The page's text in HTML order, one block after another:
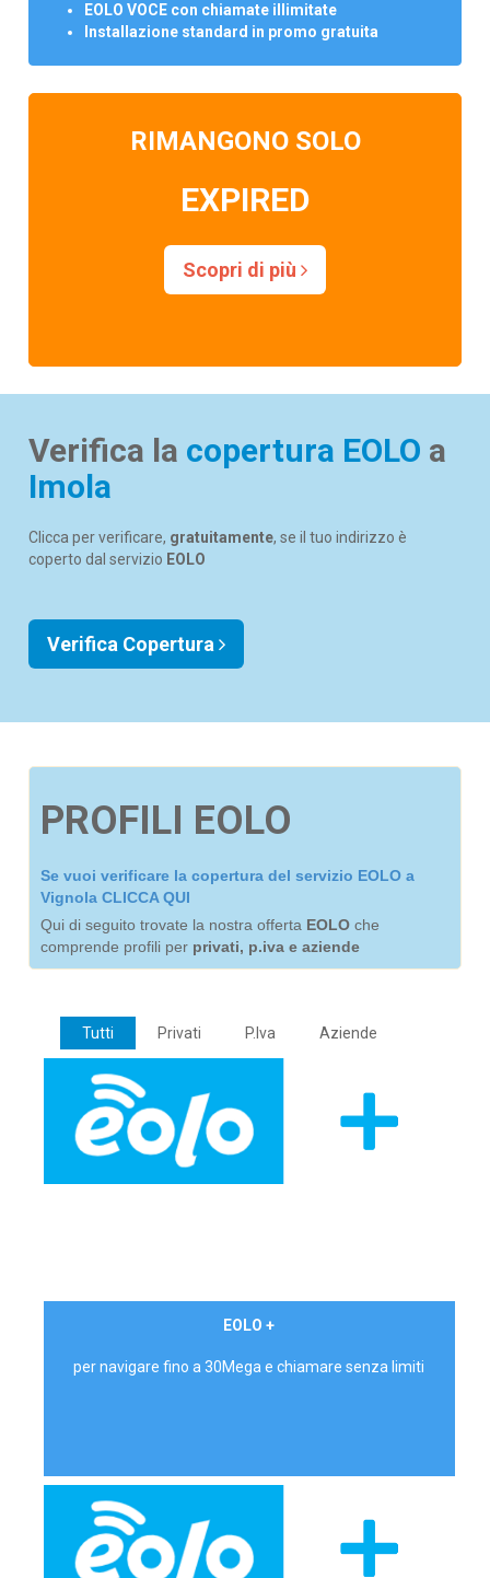
EOLO VOCE con chiamate illimitate
Installazione standard in promo gratuita
RIMANGONO SOLO
EXPIRED
Scopri di più
Verifica la copertura EOLO a
Imola
Clicca per verificare, gratuitamente, se il tuo indirizzo è
coperto dal servizio EOLO
Verifica Copertura
PROFILI EOLO
Se vuoi verificare la copertura del servizio EOLO a
Vignola CLICCA QUI
Qui di seguito trovate la nostra offerta EOLO che
comprende profili per privati, p.iva e aziende
Tutti Privati P.Iva Aziende
EOLO +
per navigare fino a 30Mega e chiamare senza limiti